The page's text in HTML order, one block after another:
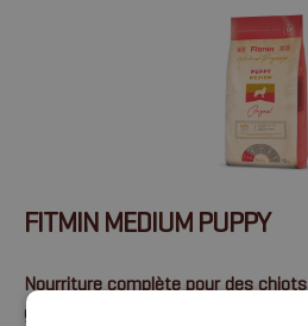
FITMIN MEDIUM PUPPY
Nourriture complète pour des
gestantes et allaitantes de